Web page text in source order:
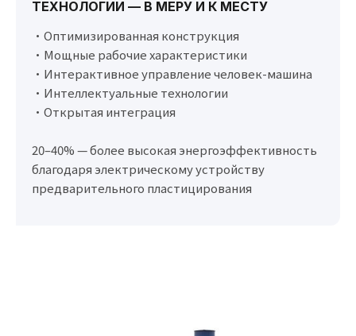
ТЕХНОЛОГИИ — В МЕРУ И К МЕСТУ
•Оптимизированная конструкция
•Мощные рабочие характеристики
•Интерактивное управление человек-машина
•Интеллектуальные технологии
•Открытая интеграция
20–40% — более высокая энергоэффективность
благодаря электрическому устройству
предварительного пластицирования